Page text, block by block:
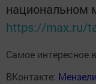
национальном
https://max.ru/
Самое интересное
ВКонтакте: